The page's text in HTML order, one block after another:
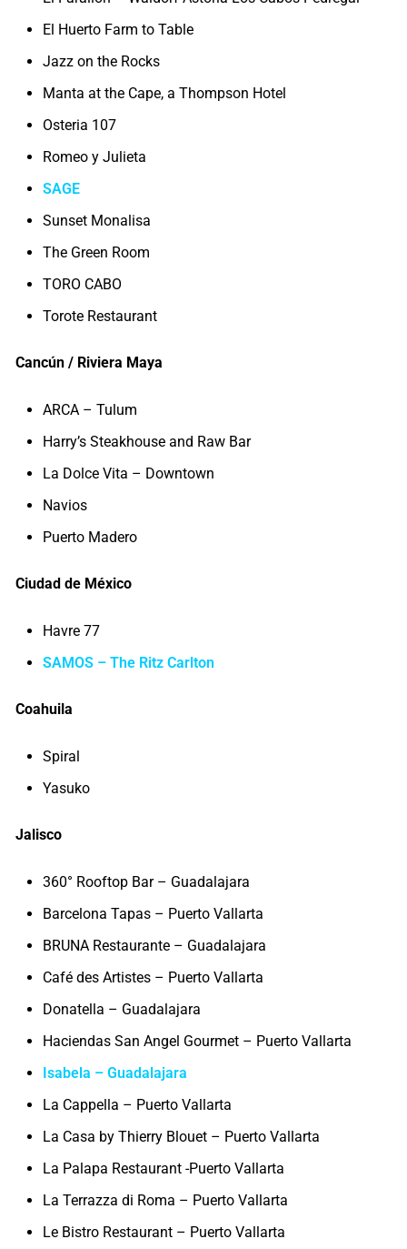
El Huerto Farm to Table
Jazz on the Rocks
Manta at the Cape, a Thompson Hotel
Osteria 107
Romeo y Julieta
SAGE
Sunset Monalisa
The Green Room
TORO CABO
Torote Restaurant
Cancún / Riviera Maya
ARCA – Tulum
Harry’s Steakhouse and Raw Bar
La Dolce Vita – Downtown
Navios
Puerto Madero
Ciudad de México
Havre 77
SAMOS – The Ritz Carlton
Coahuila
Spiral
Yasuko
Jalisco
360° Rooftop Bar – Guadalajara
Barcelona Tapas – Puerto Vallarta
BRUNA Restaurante – Guadalajara
Café des Artistes – Puerto Vallarta
Donatella – Guadalajara
Haciendas San Angel Gourmet – Puerto Vallarta
Isabela – Guadalajara
La Cappella – Puerto Vallarta
La Casa by Thierry Blouet – Puerto Vallarta
La Palapa Restaurant -Puerto Vallarta
La Terrazza di Roma – Puerto Vallarta
Le Bistro Restaurant – Puerto Vallarta